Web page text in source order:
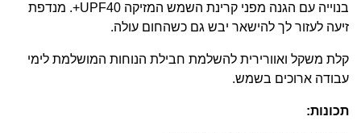
בנוייה עם הגנה מפני קרינת השמש המזיקה UPF40+. מנדפת
זיעה לעזור לך להישאר יבש גם כשהחום עולה.
קלת משקל ואוורירית להשלמת חבילת הנוחות המושלמת לימי
עבודה ארוכים בשמש.
תכונות: